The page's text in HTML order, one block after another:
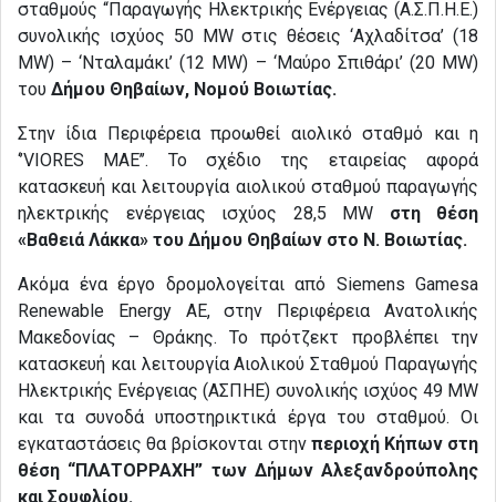
σταθμούς “Παραγωγής Ηλεκτρικής Ενέργειας (Α.Σ.Π.Η.Ε.)
συνολικής ισχύος 50 MW στις θέσεις ‘Αχλαδίτσα’ (18
MW) – ‘Νταλαµάκι’ (12 ΜW) – ‘Μαύρο Σπιθάρι’ (20 MW)
του Δήµου Θηβαίων, Νομού Βοιωτίας.
Στην ίδια Περιφέρεια προωθεί αιολικό σταθμό και η
‘’VIORES MAE’’. Το σχέδιο της εταιρείας αφορά
κατασκευή και λειτουργία αιολικού σταθμού παραγωγής
ηλεκτρικής ενέργειας ισχύος 28,5 MW στη θέση
«Βαθειά Λάκκα» του Δήμου Θηβαίων στο Ν. Βοιωτίας.
Ακόμα ένα έργο δρομολογείται από Siemens Gamesa
Renewable Energy AE, στην Περιφέρεια Ανατολικής
Μακεδονίας – Θράκης. Το πρότζεκτ προβλέπει την
κατασκευή και λειτουργία Αιολικού Σταθμού Παραγωγής
Ηλεκτρικής Ενέργειας (ΑΣΠΗΕ) συνολικής ισχύος 49 MW
και τα συνοδά υποστηρικτικά έργα του σταθμού. Οι
εγκαταστάσεις θα βρίσκονται στην περιοχή Κήπων στη
θέση “ΠΛΑΤΟΡΡΑΧΗ” των Δήμων Αλεξανδρούπολης
και Σουφλίου.